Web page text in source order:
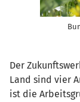
Der
Land sind vier
ist die